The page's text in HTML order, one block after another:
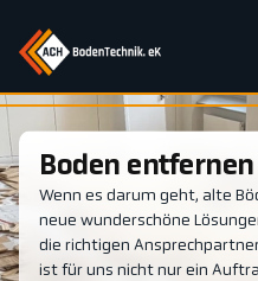
Boden
Wenn es darum geht, alte
neue wunderschöne
die richtigen
ist für uns nicht nur ein